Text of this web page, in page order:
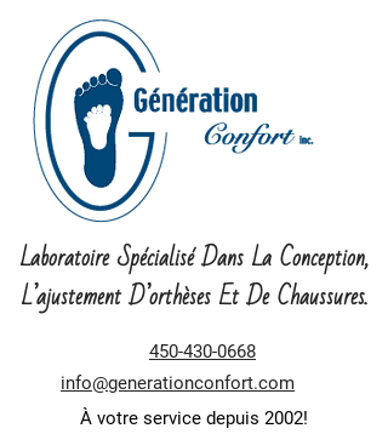
Laboratoire Spécialisé Dans La Conception,
L’ajustement D’orthèses Et De Chaussures.
450-430-0668
info@generationconfort.com
À votre service depuis 2002!